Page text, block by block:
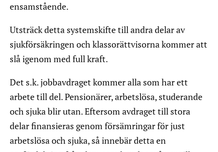
ensamstående.
Utsträck detta systemskifte till andra delar av
sjukförsäkringen och klassorättvisorna kommer att
slå igenom med full kraft.
Det s.k. jobbavdraget kommer alla som har ett
arbete till del. Pensionärer, arbetslösa, studerande
och sjuka blir utan. Eftersom avdraget till stora
delar finansieras genom försämringar för just
arbetslösa och sjuka, så innebär detta en